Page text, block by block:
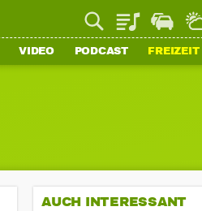
PlaylistStaupilot
VIDEO PODCAST FREIZEIT
AUCH INTERESSANT